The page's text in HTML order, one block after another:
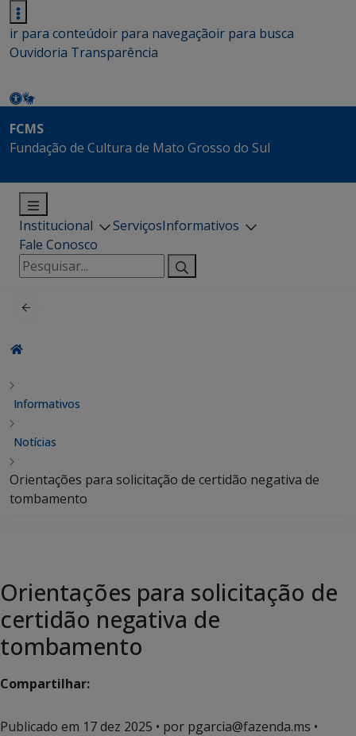
ir para conteúdoir para navegaçãoir para busca
Ouvidoria Transparência
FCMS
Fundação de Cultura de Mato Grosso do Sul
Institucional ServiçosInformativos
Fale Conosco
Pesquisar
por:
Informativos
Notícias
Orientações para solicitação de certidão negativa de
tombamento
Orientações para solicitação de
certidão negativa de
tombamento
Compartilhar:
Publicado em 17 dez 2025 • por pgarcia@fazenda.ms •